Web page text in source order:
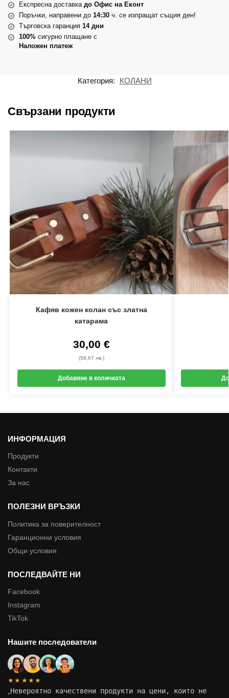
Експресна доставка до Офис на Еконт
Поръчки, направени до 14:30 ч. се изпращат същия ден!
Търговска гаранция 14 дни
100% сигурно плащане с
Наложен платеж
Категория: КОЛАНИ
Свързани продукти
Кафяв кожен колан със златна
катарама
30,00 €
(58,67 лв.)
Добавяне в количката
ИНФОРМАЦИЯ
Продукти
Контакти
За нас
ПОЛЕЗНИ ВРЪЗКИ
Политика за поверителност
Гаранционни условия
Общи условия
ПОСЛЕДВАЙТЕ НИ
Facebook
Instagram
TikTok
Нашите последователи
★★★★★
„Невероятно качествени продукти на цени, които не